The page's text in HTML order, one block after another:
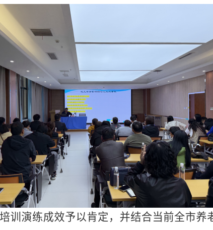
训演练成效予以肯定，并结合当前全市养